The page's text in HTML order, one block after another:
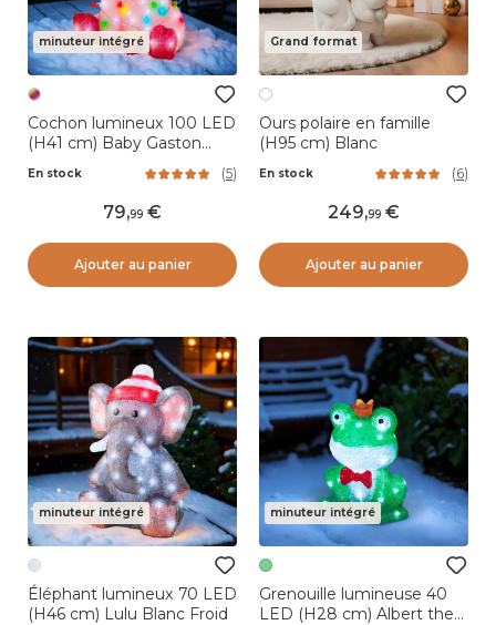
minuteur intégré
Cochon lumineux 100 LED
(H41 cm) Baby Gaston
En stock (5)
79,99
Ajouter au panier
Grand format
Ours polaire en famille
(H95 cm) Blanc
En stock (6)
249,99
Ajouter au panier
minuteur intégré
Éléphant lumineux 70 LED
(H46 cm) Lulu Blanc Froid
minuteur intégré
Grenouille lumineuse 40
LED (H28 cm) Albert the